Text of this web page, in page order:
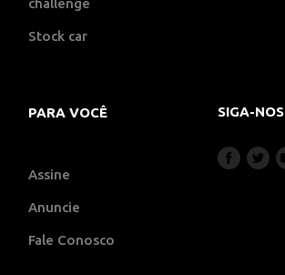
challenge
Stock car
PARA VOCÊ
Assine
Anuncie
Fale Conosco
SIGA-NOS